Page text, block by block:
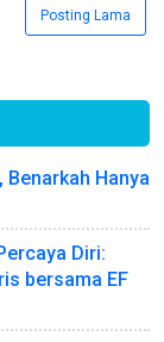
Posting Lama
Hanya
Diri:
bersama EF